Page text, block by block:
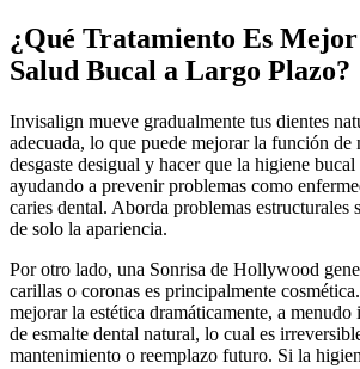
¿Qué Tratamiento Es
Salud Bucal a Largo Plazo?
Invisalign mueve gradualmente tus dientes
adecuada, lo que puede mejorar la función de
desgaste desigual y hacer que la higiene bucal
ayudando a prevenir problemas como
caries dental. Aborda problemas estructurales
de solo la apariencia.
Por otro lado, una Sonrisa de Hollywood
carillas o coronas es principalmente
mejorar la estética dramáticamente, a
de esmalte dental natural, lo cual es
mantenimiento o reemplazo futuro. Si la